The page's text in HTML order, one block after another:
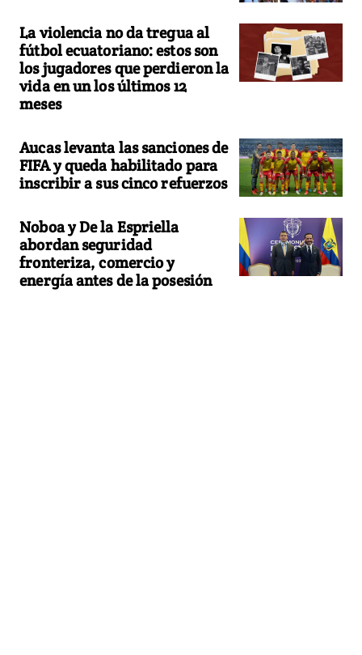
La violencia no da tregua al
fútbol ecuatoriano: estos son
los jugadores que perdieron la
vida en un los últimos 12
meses
Aucas levanta las sanciones de
FIFA y queda habilitado para
inscribir a sus cinco refuerzos
Noboa y De la Espriella
abordan seguridad
fronteriza, comercio y
energía antes de la posesión